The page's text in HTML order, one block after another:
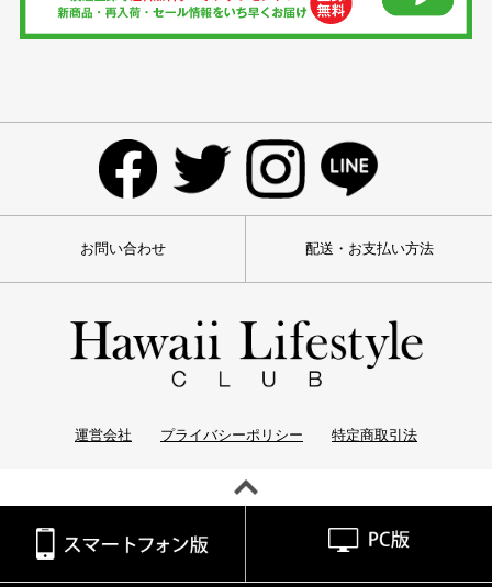
お問い合わせ 配送・お支払い方法
運営会社 プライバシーポリシー 特定商取引法